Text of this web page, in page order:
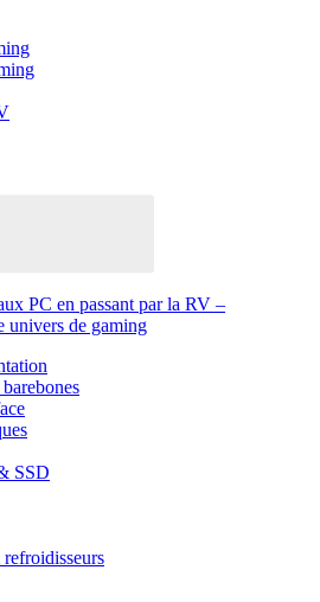
PC en passant par la RV –
univers de gaming
SSD